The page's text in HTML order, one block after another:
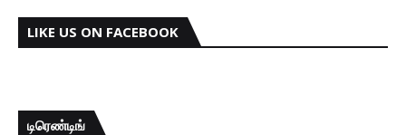
LIKE US ON FACEBOOK
டிரெண்டிங்